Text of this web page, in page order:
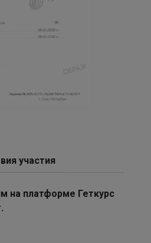
участия
на платформе Геткурс